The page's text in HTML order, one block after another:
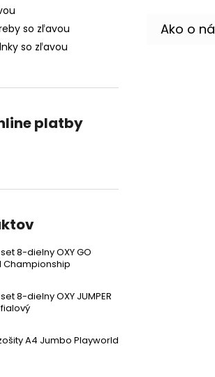
so zľavou
so zľavou
platby
8-dielny OXY GO
Championship
8-dielny OXY JUMPER
A4 Jumbo Playworld